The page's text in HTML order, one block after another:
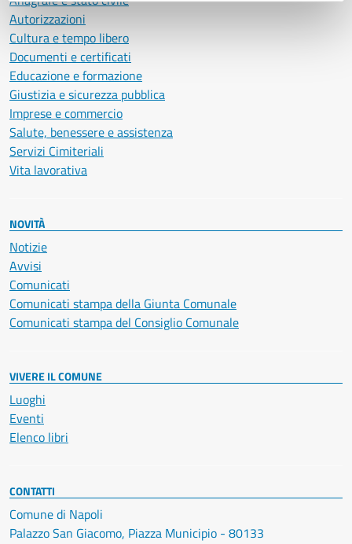
Autorizzazioni
Cultura e tempo libero
Documenti e certificati
Educazione e formazione
Giustizia e sicurezza pubblica
Imprese e commercio
Salute, benessere e assistenza
Servizi Cimiteriali
Vita lavorativa
NOVITÀ
Notizie
Avvisi
Comunicati
Comunicati stampa della Giunta Comunale
Comunicati stampa del Consiglio Comunale
VIVERE IL COMUNE
Luoghi
Eventi
Elenco libri
CONTATTI
Comune di Napoli
Palazzo San Giacomo, Piazza Municipio - 80133